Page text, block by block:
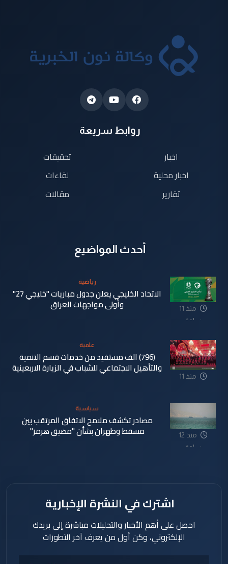
روابط سريعة
اخبار
اخبار محلية
تقارير
تحقيقات
لقاءات
مقالات
أحدث المواضيع
منذ 11
ساعة
رياضية
الاتحاد الخليجي يعلن جدول مباريات "خليجي 27"
وأولى مواجهات العراق
منذ 11
علمية
(796) الف مستفيد من خدمات قسم التنمية
والتأهيل الاجتماعي للشباب في الزيارة الاربعينية
منذ 12
ساعة
سياسية
مصادر تكشف ملامح الاتفاق المرتقب بين
مسقط وطهران بشأن "مضيق هرمز"
اشترك في النشرة الإخبارية
احصل على أهم الأخبار والتحليلات مباشرة إلى بريدك
الإلكتروني، وكن أول من يعرف آخر التطورات